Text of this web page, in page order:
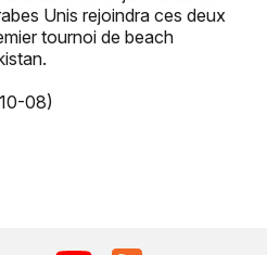
Unis rejoindra ces deux
tournoi de beach
08)